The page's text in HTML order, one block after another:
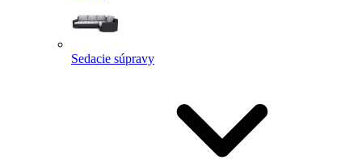
Sedacie súpravy